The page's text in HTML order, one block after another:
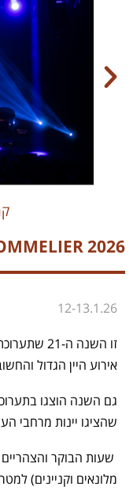
2026
12-13.1.26
זו השנה
אירוע היין הגדול
גם השנה הוצגו
שהציגו יינות מרחבי
שעות הבוקר
מלונאים וקניינים)